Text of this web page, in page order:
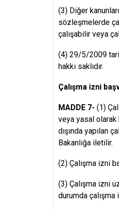
(3) Diğer
sözleşmelerde
çalışabilir veya
(4) 29/5/2009
hakkı saklıdır.
Çalışma izni
MADDE 7- (1)
veya yasal olarak
dışında yapılan
Bakanlığa iletilir.
(2) Çalışma izni
(3) Çalışma izni
durumda çalışma